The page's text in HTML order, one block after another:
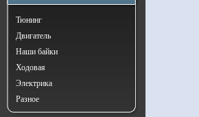
Тюнинг
Двигатель
Наши байки
Ходовая
Электрика
Разное